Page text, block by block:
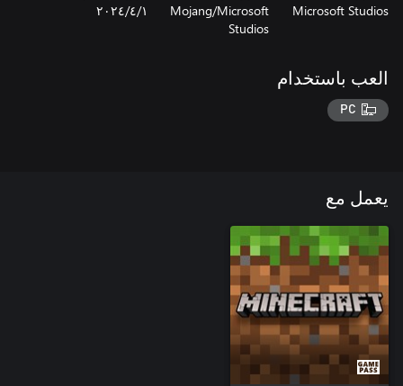
Microsoft Studios
Mojang/Microsoft
Studios
١‏/٤‏/٢٠٢٤
العب باستخدام
PC
يعمل مع